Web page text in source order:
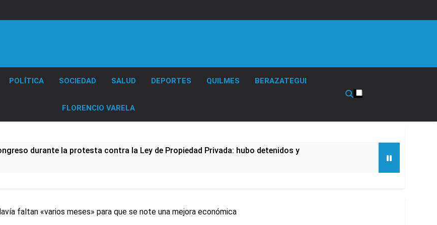
POLÍTICA SOCIEDAD SALUD DEPORTES QUILMES BERAZATEGUI
FLORENCIO VARELA
durante la protesta contra la Ley de Propiedad Privada: hubo detenidos y
Varela
faltan «varios meses» para que se note una mejora económica